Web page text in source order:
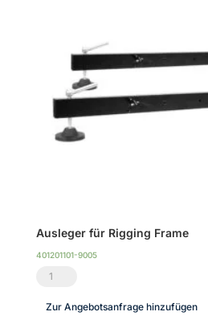
Ausleger für Rigging Frame
401201101-9005
Ausleger
Zur Angebotsanfrage hinzufügen